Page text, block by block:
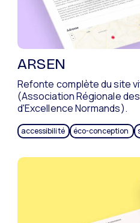
ARSEN
Refonte complète du site
(Association Régionale
d'Excellence Normands).
accessibilité éco-conception